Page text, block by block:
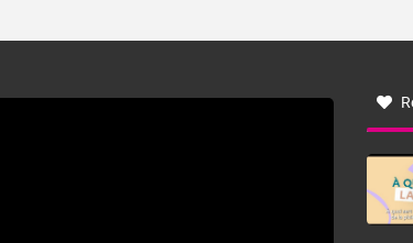
à nord-ouest, dans un secteur qui part du Roussillon à
monts, en allusion aux régions montagneuses d’où